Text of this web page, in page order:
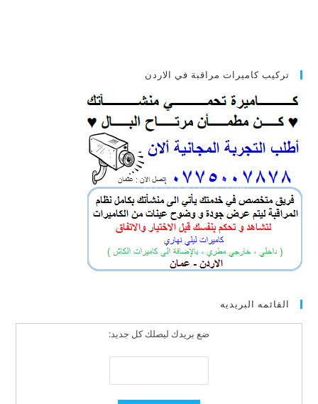
تركيب كاميرات مراقبة في الاردن
القائمه البريديه
ضع بريدك ليصلك كل جديد: